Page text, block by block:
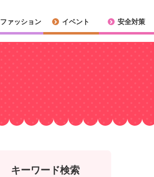
ファッション イベント 安全対策
キーワード検索